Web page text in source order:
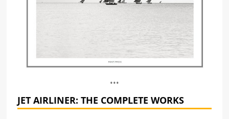
•••
JET AIRLINER: THE COMPLETE WORKS